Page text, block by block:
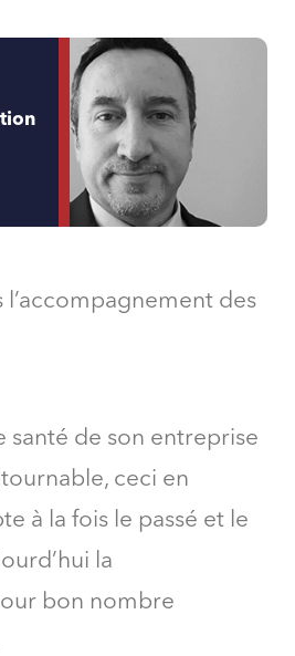
l’accompagnement des
santé de son entreprise
ceci en
à la fois le passé et le
la
bon nombre